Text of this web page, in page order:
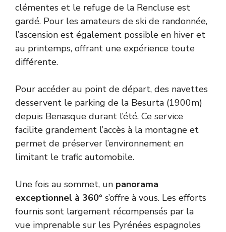
clémentes et le refuge de la Rencluse est
gardé. Pour les amateurs de ski de randonnée,
l’ascension est également possible en hiver et
au printemps, offrant une expérience toute
différente.
Pour accéder au point de départ, des navettes
desservent le parking de la Besurta (1900m)
depuis Benasque durant l’été. Ce service
facilite grandement l’accès à la montagne et
permet de préserver l’environnement en
limitant le trafic automobile.
Une fois au sommet, un panorama
exceptionnel à 360° s’offre à vous. Les efforts
fournis sont largement récompensés par la
vue imprenable sur les Pyrénées espagnoles